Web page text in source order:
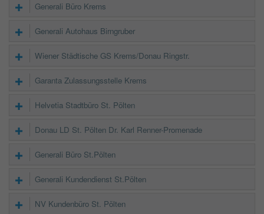
Generali Büro Krems
Generali Autohaus Birngruber
Wiener Städtische GS Krems/Donau Ringstr.
Garanta Zulassungsstelle Krems
Helvetia Stadtbüro St. Pölten
Donau LD St. Pölten Dr. Karl Renner-Promenade
Generali Büro St.Pölten
Generali Kundendienst St.Pölten
NV Kundenbüro St. Pölten